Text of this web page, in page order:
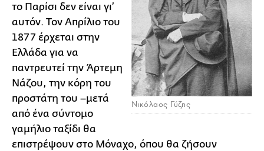
Νικόλαος Γύζης
το Παρίσι δεν είναι γι’
αυτόν. Τον Απρίλιο του
1877 έρχεται στην
Ελλάδα για να
παντρευτεί την Άρτεμη
Νάζου, την κόρη του
προστάτη του –μετά
από ένα σύντομο
γαμήλιο ταξίδι θα
επιστρέψουν στο Μόναχο, όπου θα ζήσουν